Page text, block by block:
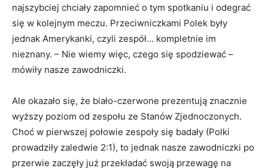
najszybciej chciały zapomnieć o tym spotkaniu i odegrać
się w kolejnym meczu. Przeciwniczkami Polek były
jednak Amerykanki, czyli zespół… kompletnie im
nieznany. – Nie wiemy więc, czego się spodziewać –
mówiły nasze zawodniczki.
Ale okazało się, że biało-czerwone prezentują znacznie
wyższy poziom od zespołu ze Stanów Zjednoczonych.
Choć w pierwszej połowie zespoły się badały (Polki
prowadziły zaledwie 2:1), to jednak nasze zawodniczki po
przerwie zaczęły już przekładać swoją przewagę na